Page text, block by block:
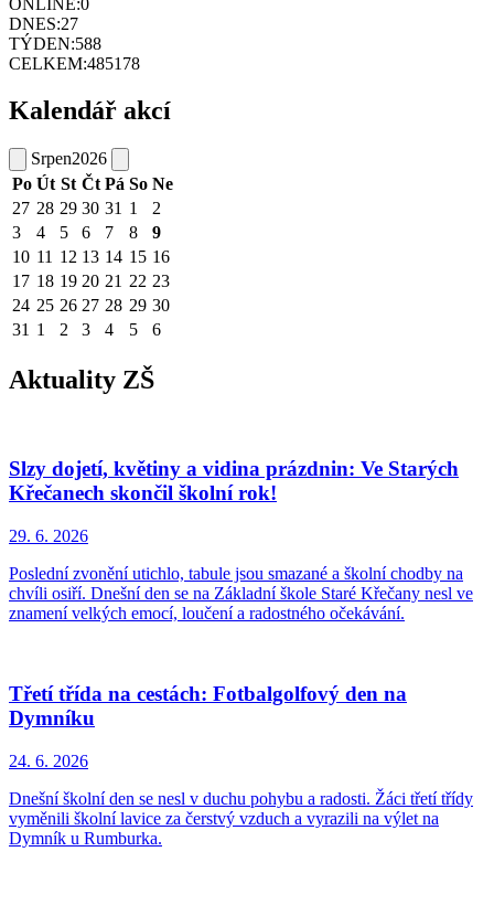
ONLINE:0
DNES:27
TÝDEN:588
CELKEM:485178
Kalendář akcí
Srpen2026
Po Út St Čt Pá So Ne
27 28 29 30 31 1
2
3
4 5 6 7 8
9
10 11 12 13 14 15 16
17 18 19 20 21 22 23
24 25 26 27 28 29 30
31 1 2 3 4 5 6
Aktuality ZŠ
Slzy dojetí, květiny a vidina prázdnin: Ve Starých
Křečanech skončil školní rok!
29. 6. 2026
Poslední zvonění utichlo, tabule jsou smazané a školní chodby na
chvíli osiří. Dnešní den se na Základní škole Staré Křečany nesl ve
znamení velkých emocí, loučení a radostného očekávání.
Třetí třída na cestách: Fotbalgolfový den na
Dymníku
24. 6. 2026
Dnešní školní den se nesl v duchu pohybu a radosti. Žáci třetí třídy
vyměnili školní lavice za čerstvý vzduch a vyrazili na výlet na
Dymník u Rumburka.